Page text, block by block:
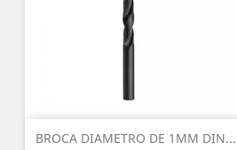
BROCA DIAMETRO DE 1MM DIN...